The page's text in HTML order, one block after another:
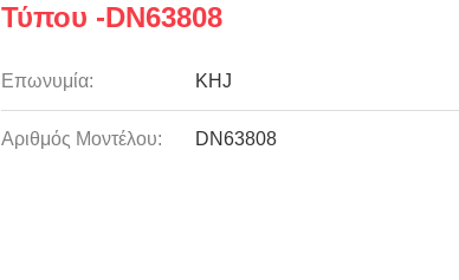
Τύπου -DN63808
Επωνυμία: KHJ
Αριθμός Μοντέλου: DN63808